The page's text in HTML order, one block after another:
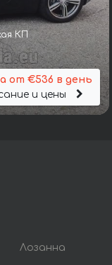
КП
от €536 в день
и цены
Лозанна